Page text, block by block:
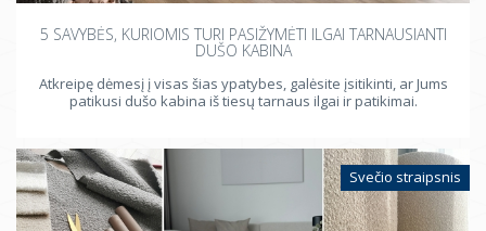
5 SAVYBĖS, KURIOMIS TURI PASIŽYMĖTI ILGAI TARNAUSIANTI
DUŠO KABINA
Atkreipę dėmesį į visas šias ypatybes, galėsite įsitikinti, ar Jums
patikusi dušo kabina iš tiesų tarnaus ilgai ir patikimai.
Svečio straipsnis